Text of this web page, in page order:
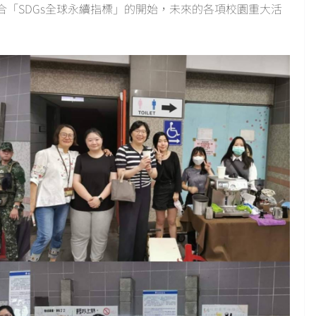
SDGs全球永續指標」的開始，未來的各項校園重大活